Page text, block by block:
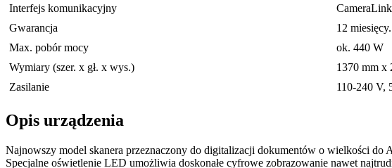
Interfejs komunikacyjny
CameraLink
Gwarancja
12
Max. pobór mocy
ok. 440 W
Wymiary (szer. x gł. x wys.)
1370 mm x
Zasilanie
110-240 V,
Opis urządzenia
Najnowszy model skanera przeznaczony do digitalizacji dokumentów o wielkości
Specjalne oświetlenie LED umożliwia doskonałe cyfrowe zobrazowanie nawet